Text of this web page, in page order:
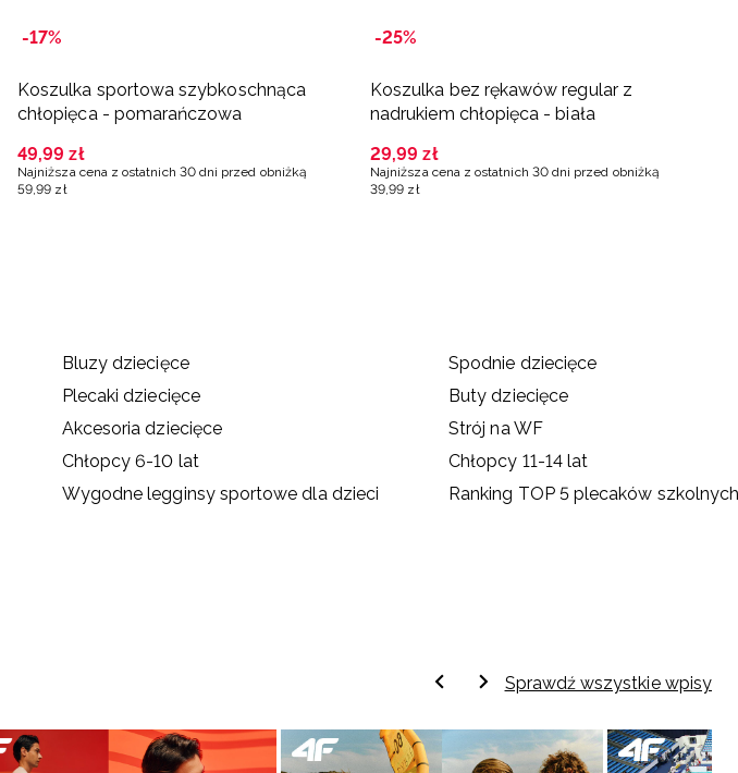
-17%
Koszulka sportowa szybkoschnąca
chłopięca - pomarańczowa
49,99 zł
Najniższa cena z ostatnich 30 dni przed obniżką
59 ,99 zł
-25%
Koszulka bez rękawów regular z
nadrukiem chłopięca - biała
29,99 zł
Najniższa cena z ostatnich 30 dni przed obniżką
39 ,99 zł
Bluzy dziecięce
Spodnie dziecięce
Plecaki dziecięce
Buty dziecięce
Akcesoria dziecięce
Strój na WF
Chłopcy 6-10 lat
Chłopcy 11-14 lat
Wygodne legginsy sportowe dla dzieci Ranking TOP 5 plecaków
Sprawdź wszystkie wpisy